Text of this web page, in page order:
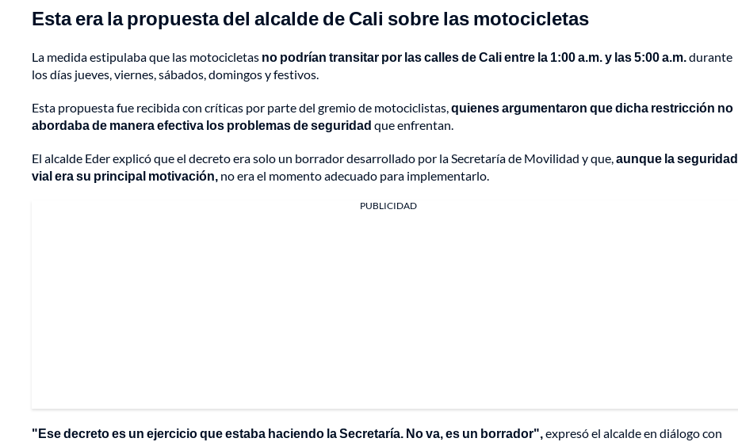
Esta era la propuesta del alcalde de Cali sobre las motocicletas
La medida estipulaba que las motocicletas no podrían transitar por las calles de Cali entre la 1:00 a.m. y las 5:00 a.m.durante
los días jueves, viernes, sábados, domingos y festivos.
Esta propuesta fue recibida con críticas por parte del gremio de motociclistas,quienes argumentaron que dicha restricción no
abordaba de manera efectiva los problemas de seguridad que enfrentan.
El alcalde Eder explicó que el decreto era solo un borrador desarrollado por la Secretaría de Movilidad y que,aunque la seguridad
vial era su principal motivación, no era el momento adecuado para implementarlo.
PUBLICIDAD
"Ese decreto es un ejercicio que estaba haciendo la Secretaría. No va, es un borrador",expresó el alcalde en diálogo con